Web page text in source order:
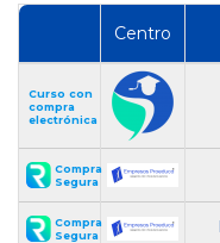
Centro
Curso con
compra
electrónica
Compra
Segura
Compra
Segura